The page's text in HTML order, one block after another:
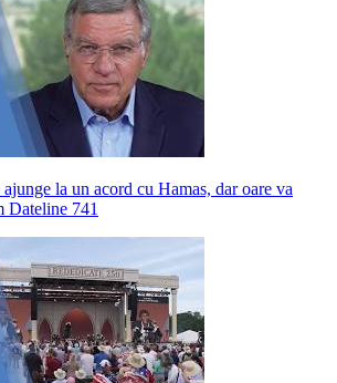
la un acord cu Hamas, dar oare va
Dateline 741